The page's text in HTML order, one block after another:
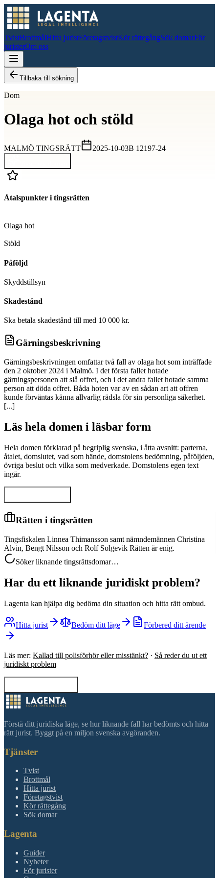
TvistBrottmålHitta juristFöretagstvistKör rättegångSök domarFör
juristerOm oss
Tillbaka till sökning
Dom
Olaga hot och stöld
MALMÖ TINGSRÄTT 2025-10-03B 12197-24
Åtalspunkter i tingsrätten
Olaga hot
Stöld
Påföljd
Skyddstillsyn
Skadestånd
Ska betala skadestånd till med 10 000 kr.
Gärningsbeskrivning
Gärningsbeskrivningen omfattar två fall av olaga hot som inträffade
den 2 oktober 2024 i Malmö. I det första fallet hotade
gärningspersonen att slå offret, och i det andra fallet hotade samma
person att döda offret. Båda hoten var av en sådan art att offren
kunde förväntas känna allvarlig rädsla för sin personliga säkerhet.
[...]
Läs hela domen i läsbar form
Hela domen förklarad på begriplig svenska, i åtta avsnitt: parterna,
åtalet, domslutet, vad som hände, domstolens bedömning, påföljden,
övriga beslut och vilka som medverkade. Domstolens egen text
ingår.
Rätten i tingsrätten
Tingsfiskalen Linnea Thimansson samt nämndemännen Christina
Alvin, Bengt Nilsson och Rolf Solgevik Rätten är enig.
Söker liknande tingsrättsdomar…
Har du ett liknande juridiskt problem?
Lagenta kan hjälpa dig bedöma din situation och hitta rätt ombud.
Hitta jurist Bedöm ditt läge Förbered ditt ärende
Läs mer: Kallad till polisförhör eller misstänkt? · Så reder du ut ett
juridiskt problem
Förstå ditt juridiska läge, se hur liknande fall har bedömts och hitta
rätt jurist. Byggt på en miljon svenska avgöranden.
Tjänster
Tvist
Brottmål
Hitta jurist
Företagstvist
Kör rättegång
Sök domar
Lagenta
Guider
Nyheter
För jurister